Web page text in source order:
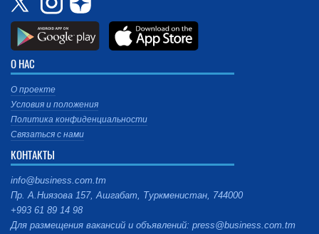
О НАС
О проекте
Условия и положения
Политика конфиденциальности
Связаться с нами
КОНТАКТЫ
info@business.com.tm
Пр. А.Ниязова 157, Ашгабат, Туркменистан, 744000
+993 61 89 14 98
Для размещения вакансий и объявлений: press@business.com.tm